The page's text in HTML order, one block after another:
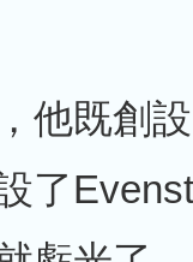
他既創
了